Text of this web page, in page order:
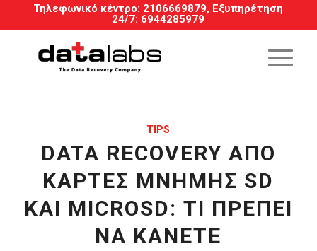
Τηλεφωνικό κέντρο: 2106669879, Εξυπηρέτηση
24/7: 6944285979
TIPS
DATA RECOVERY ΑΠΌ
ΚΆΡΤΕΣ ΜΝΉΜΗΣ SD
ΚΑΙ MICROSD: ΤΙ ΠΡΈΠΕΙ
ΝΑ ΚΆΝΕΤΕ